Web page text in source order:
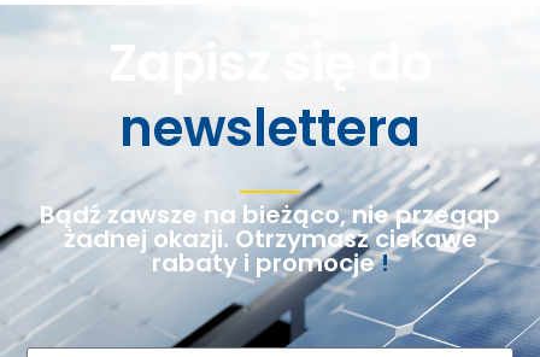
Zapisz się do
newslettera
Bądź zawsze na bieżąco, nie przegap
żadnej okazji. Otrzymasz ciekawe
rabaty i promocje!